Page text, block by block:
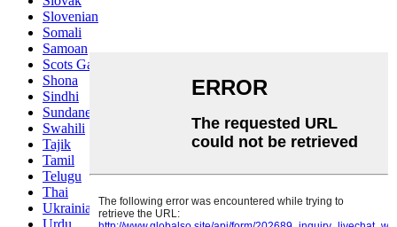
Slovenian
Somali
Samoan
Scots Gaelic
Shona
Sindhi
Sundanese
Swahili
Tajik
Tamil
Telugu
Thai
Ukrainian
Urdu